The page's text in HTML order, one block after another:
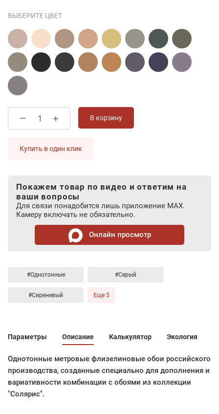
ВЫБЕРИТЕ ЦВЕТ
В корзину
Купить в один клик
Покажем товар по видео и ответим на
ваши вопросы
Для связи понадобится лишь приложение MAX.
Камеру включать не обязательно.
Онлайн просмотр
#Однотонные #Серый
#Сиреневый Еще 5
Параметры Описание Калькулятор Экология
Однотонные метровые флизелиновые обои российского
производства, созданные специально для дополнения и
вариативности комбинации с обоями из коллекции
"Солярис".